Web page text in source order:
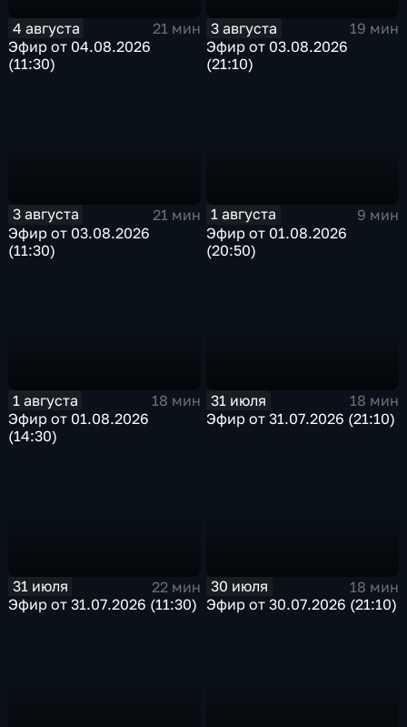
4 августа
21 мин
Эфир от 04.08.2026
(11:30)
3 августа
19 мин
Эфир от 03.08.2026
(21:10)
3 августа
21 мин
Эфир от 03.08.2026
(11:30)
1 августа
9 мин
Эфир от 01.08.2026
(20:50)
1 августа
18 мин
Эфир от 01.08.2026
(14:30)
31 июля
18 мин
Эфир от 31.07.2026 (21:10)
31 июля
22 мин
Эфир от 31.07.2026 (11:30)
30 июля
18 мин
Эфир от 30.07.2026 (21:10)